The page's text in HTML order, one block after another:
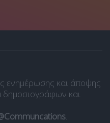
ενημέρωσης και άποψης
δημοσιογράφων και
.